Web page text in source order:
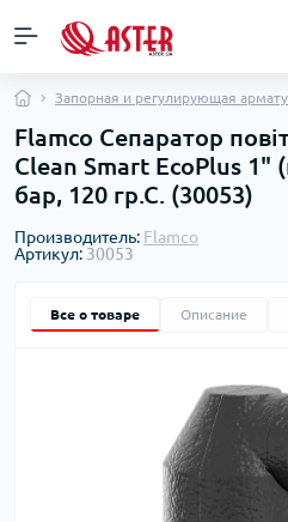
Запорная и регулирующая
Flamco Сепаратор
Clean Smart EcoPlus 1"
бар, 120 гр.С. (30053)
Производитель: Flamco
Артикул: 30053
Все о товаре Описание